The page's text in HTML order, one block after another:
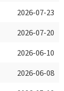
2026-07-23
2026-07-20
2026-06-10
2026-06-08